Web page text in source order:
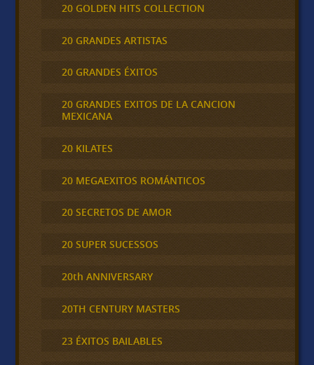
20 GOLDEN HITS COLLECTION
20 GRANDES ARTISTAS
20 GRANDES ÉXITOS
20 GRANDES EXITOS DE LA CANCION
MEXICANA
20 KILATES
20 MEGAEXITOS ROMÁNTICOS
20 SECRETOS DE AMOR
20 SUPER SUCESSOS
20th ANNIVERSARY
20TH CENTURY MASTERS
23 ÉXITOS BAILABLES